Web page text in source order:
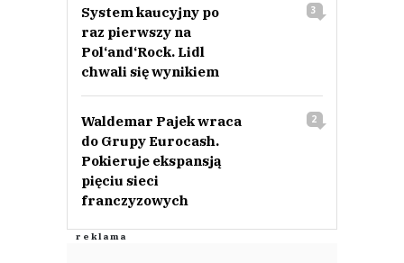
System kaucyjny po
raz pierwszy na
Pol‘and‘Rock. Lidl
chwali się wynikiem
3
Waldemar Pajek wraca
do Grupy Eurocash.
Pokieruje ekspansją
pięciu sieci
franczyzowych
2